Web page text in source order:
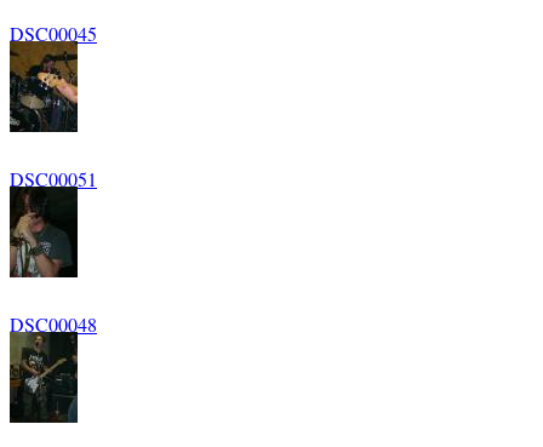
DSC00045
DSC00051
DSC00048